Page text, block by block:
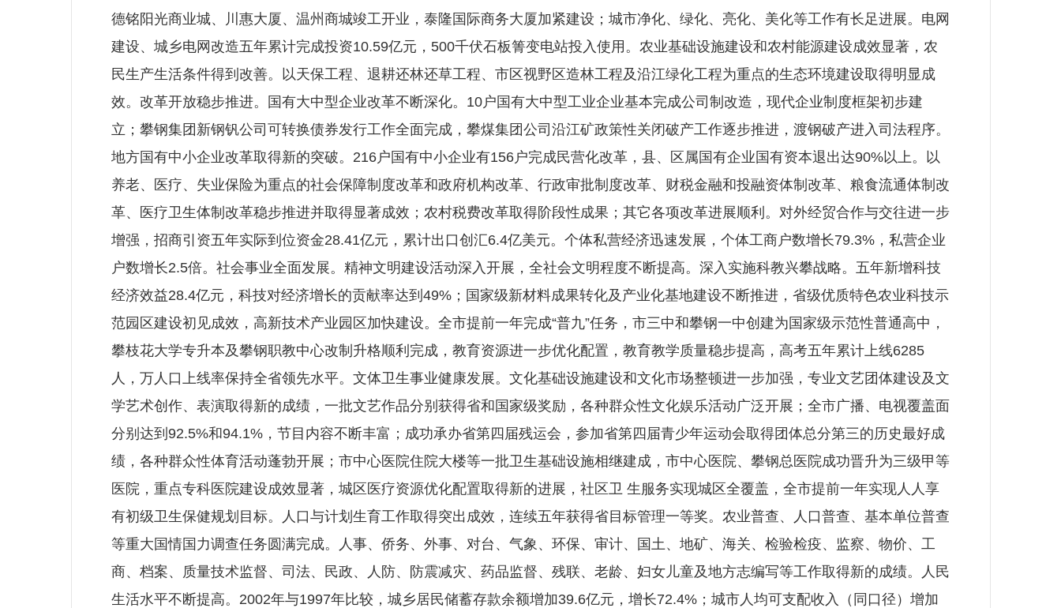
德铭阳光商业城、川惠大厦、温州商城竣工开业，泰隆国际商务大厦加紧建设；城市净化、绿化、亮化、美化等工作有长足进展。电网
建设、城乡电网改造五年累计完成投资10.59亿元，500千伏石板箐变电站投入使用。农业基础设施建设和农村能源建设成效显著，农
民生产生活条件得到改善。以天保工程、退耕还林还草工程、市区视野区造林工程及沿江绿化工程为重点的生态环境建设取得明显成
效。改革开放稳步推进。国有大中型企业改革不断深化。10户国有大中型工业企业基本完成公司制改造，现代企业制度框架初步建
立；攀钢集团新钢钒公司可转换债券发行工作全面完成，攀煤集团公司沿江矿政策性关闭破产工作逐步推进，渡钢破产进入司法程序。
地方国有中小企业改革取得新的突破。216户国有中小企业有156户完成民营化改革，县、区属国有企业国有资本退出达90%以上。以
养老、医疗、失业保险为重点的社会保障制度改革和政府机构改革、行政审批制度改革、财税金融和投融资体制改革、粮食流通体制改
革、医疗卫生体制改革稳步推进并取得显著成效；农村税费改革取得阶段性成果；其它各项改革进展顺利。对外经贸合作与交往进一步
增强，招商引资五年实际到位资金28.41亿元，累计出口创汇6.4亿美元。个体私营经济迅速发展，个体工商户数增长79.3%，私营企业
户数增长2.5倍。社会事业全面发展。精神文明建设活动深入开展，全社会文明程度不断提高。深入实施科教兴攀战略。五年新增科技
经济效益28.4亿元，科技对经济增长的贡献率达到49%；国家级新材料成果转化及产业化基地建设不断推进，省级优质特色农业科技示
范园区建设初见成效，高新技术产业园区加快建设。全市提前一年完成“普九”任务，市三中和攀钢一中创建为国家级示范性普通高中，
攀枝花大学专升本及攀钢职教中心改制升格顺利完成，教育资源进一步优化配置，教育教学质量稳步提高，高考五年累计上线6285
人，万人口上线率保持全省领先水平。文体卫生事业健康发展。文化基础设施建设和文化市场整顿进一步加强，专业文艺团体建设及文
学艺术创作、表演取得新的成绩，一批文艺作品分别获得省和国家级奖励，各种群众性文化娱乐活动广泛开展；全市广播、电视覆盖面
分别达到92.5%和94.1%，节目内容不断丰富；成功承办省第四届残运会，参加省第四届青少年运动会取得团体总分第三的历史最好成
绩，各种群众性体育活动蓬勃开展；市中心医院住院大楼等一批卫生基础设施相继建成，市中心医院、攀钢总医院成功晋升为三级甲等
医院，重点专科医院建设成效显著，城区医疗资源优化配置取得新的进展，社区卫 生服务实现城区全覆盖，全市提前一年实现人人享
有初级卫生保健规划目标。人口与计划生育工作取得突出成效，连续五年获得省目标管理一等奖。农业普查、人口普查、基本单位普查
等重大国情国力调查任务圆满完成。人事、侨务、外事、对台、气象、环保、审计、国土、地矿、海关、检验检疫、监察、物价、工
商、档案、质量技术监督、司法、民政、人防、防震减灾、药品监督、残联、老龄、妇女儿童及地方志编写等工作取得新的成绩。人民
生活水平不断提高。2002年与1997年比较，城乡居民储蓄存款余额增加39.6亿元，增长72.4%；城市人均可支配收入（同口径）增加